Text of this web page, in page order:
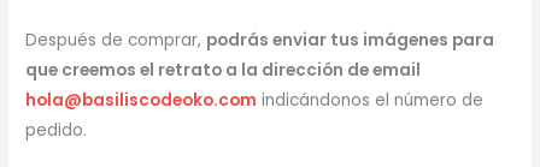
Después de comprar, podrás enviar tus imágenes para
que creemos el retrato a la dirección de email
hola@basiliscodeoko.com indicándonos el número de
pedido.